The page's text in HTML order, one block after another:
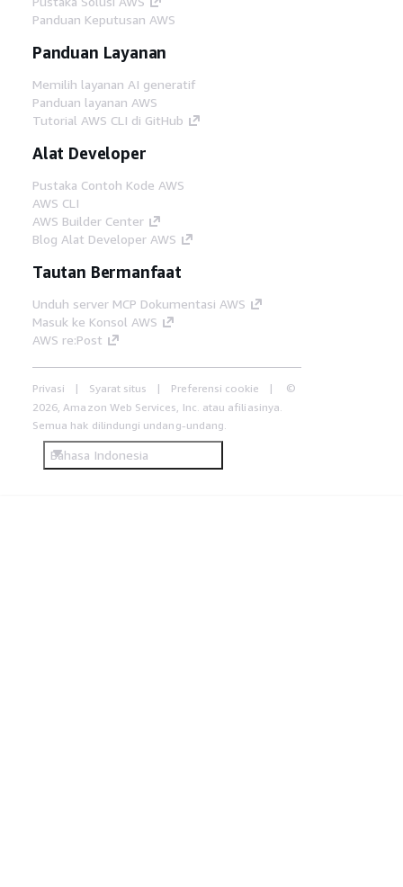
Panduan Keputusan AWS
Panduan Layanan
Memilih layanan AI generatif
Panduan layanan AWS
Tutorial AWS CLI di GitHub
Alat Developer
Pustaka Contoh Kode AWS
AWS CLI
AWS Builder Center
Blog Alat Developer AWS
Tautan Bermanfaat
Unduh server MCP Dokumentasi AWS
Masuk ke Konsol AWS
AWS re:Post
Privasi Syarat situs Preferensi cookie
©
2026, Amazon Web Services, Inc. atau afiliasinya.
Semua hak dilindungi undang-undang.
Bahasa Indonesia